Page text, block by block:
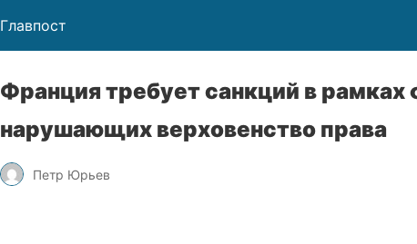
Главпост
Франция требует санкций в рамках
нарушающих верховенство права
Петр Юрьев